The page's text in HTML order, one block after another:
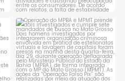
Operação do MPBA e MPMT
prende dois investigados e...
1 0